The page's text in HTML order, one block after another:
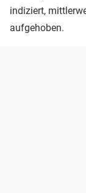
indiziert,
aufgehoben.